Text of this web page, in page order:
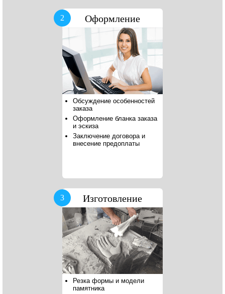
2 Оформление
Обсуждение особенностей
заказа
Оформление бланка заказа
и эскиза
Заключение договора и
внесение предоплаты
3 Изготовление
Резка формы и модели
памятника